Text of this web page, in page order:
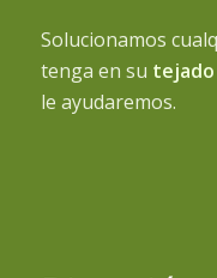
Solucionamos
tenga en su tejado
le ayudaremos.